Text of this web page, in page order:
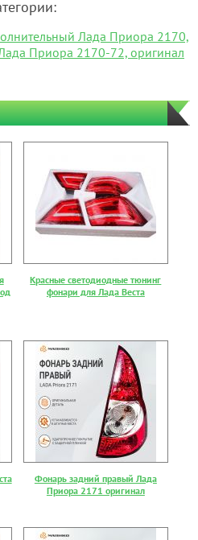
Лада Приора 2170,
Приора 2170-72, оригинал
Красные светодиодные тюнинг
фонари для Лада Веста
Фонарь задний правый Лада
Приора 2171 оригинал